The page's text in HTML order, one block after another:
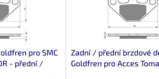
pro SMC
- přední /
Zadní / přední brzdové
Goldfren pro Acces